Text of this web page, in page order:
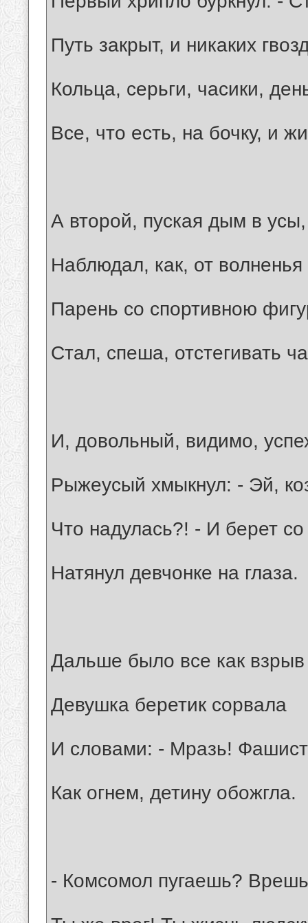
Путь закрыт, и никаких
Кольца, серьги, часики,
Все, что есть, на бочку, и
А второй, пуская дым в усы,
Наблюдал, как, от
Парень со спортивною
Стал, спеша, отстегивать
И, довольный, видимо,
Рыжеусый хмыкнул: - Эй,
Что надулась?! - И берет
Натянул девчонке на глаза.
Дальше было все как взрыв
Девушка беретик сорвала
И словами: - Мразь!
Как огнем, детину обожгла.
- Комсомол пугаешь?